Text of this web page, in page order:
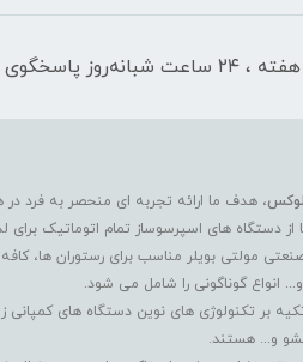
پاسخگوی شما هستیم
، هدف ما ارائه تجربه ای منحصر به فرد
دستگاه های اسپرسوساز تمام اتوماتیک برای
مولتی بویلر مناسب برای رستوران ها،
انواع گوناگونی را شامل می شود.
بر تکنولوژی های نوین دستگاه های کمپانی
و... هستند.